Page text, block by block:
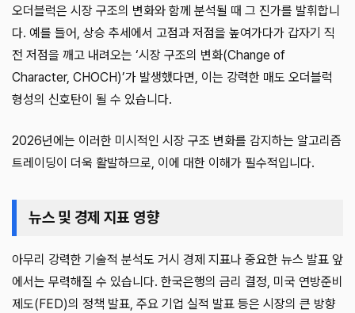
오더블럭은 시장 구조의 변화와 함께 분석될 때 그 진가를 발휘합니
다. 예를 들어, 상승 추세에서 고점과 저점을 높여가다가 갑자기 직
전 저점을 깨고 내려오는 ‘시장 구조의 변화(Change of
Character, CHOCH)’가 발생했다면, 이는 강력한 매도 오더블럭
형성의 신호탄이 될 수 있습니다.
2026년에는 이러한 미시적인 시장 구조 변화를 감지하는 알고리즘
트레이딩이 더욱 활발하므로, 이에 대한 이해가 필수적입니다.
뉴스 및 경제 지표 영향
아무리 강력한 기술적 분석도 거시 경제 지표나 중요한 뉴스 발표 앞
에서는 무력해질 수 있습니다. 한국은행의 금리 결정, 미국 연방준비
제도(FED)의 정책 발표, 주요 기업 실적 발표 등은 시장의 큰 방향